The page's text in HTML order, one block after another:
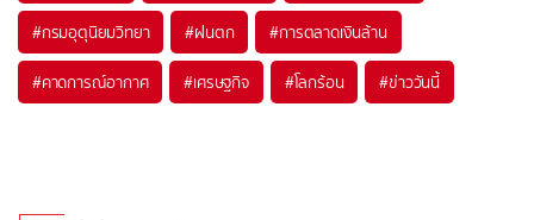
#กรมอุตุนิยมวิทยา #ฝนตก #การตลาดเงินล้าน
#คาดการณ์อากาศ #เศรษฐกิจ #โลกร้อน #ข่าววันนี้